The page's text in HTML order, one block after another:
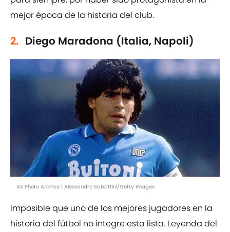
mejor época de la historia del club.
2. Diego Maradona (Italia, Napoli)
AS Photo Archive | Alessandro Sabattini/Getty Images
Imposible que uno de los mejores jugadores en la
historia del fútbol no integre esta lista. Leyenda del